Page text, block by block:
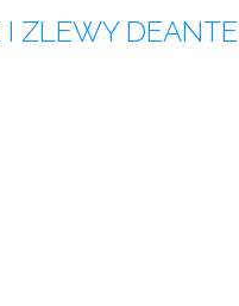
I ZLEWY DEANTE